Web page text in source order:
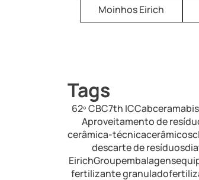
Moinhos Eirich
Tags
62º CBC7th ICCabceram
Aproveitamento de
cerâmica-técnicacerâmicos
descarte de resíduos
EirichGroupembalagens
fertilizante granulado